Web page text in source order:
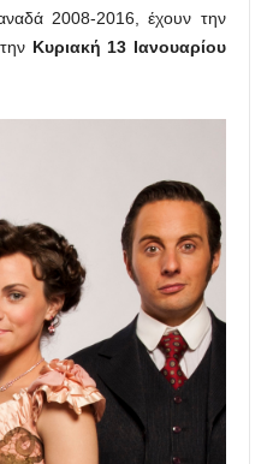
2008-2016, έχουν την
Κυριακή 13 Ιανουαρίου